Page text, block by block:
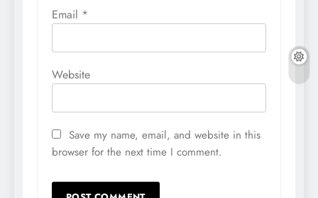
Email *
Website
Save my name, email, and website in this
browser for the next time I comment.